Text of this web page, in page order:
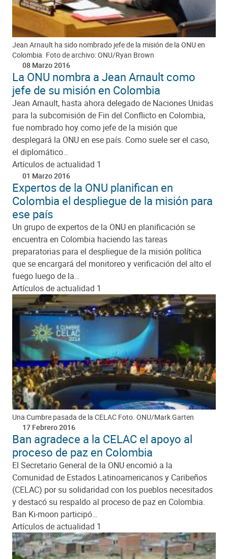
Jean Arnault ha sido nombrado jefe de la misión de la ONU en
Colombia. Foto de archivo: ONU/Ryan Brown
08 Marzo 2016
La ONU nombra a Jean Arnault como
jefe de su misión en Colombia
Jean Arnault, hasta ahora delegado de Naciones Unidas
para la subcomisión de Fin del Conflicto en Colombia,
fue nombrado hoy como jefe de la misión que
desplegará la ONU en ese país. Como suele ser el caso,
el diplomático…
Artículos de actualidad 1
01 Marzo 2016
Expertos de la ONU planifican en
Colombia el despliegue de la misión para
ese país
Un grupo de expertos de la ONU en planificación se
encuentra en Colombia haciendo las tareas
preparatorias para el despliegue de la misión política
que se encargará del monitoreo y verificación del alto el
fuego luego de la…
Artículos de actualidad 1
Una Cumbre pasada de la CELAC Foto. ONU/Mark Garten
17 Febrero 2016
Ban agradece a la CELAC el apoyo al
proceso de paz en Colombia
El Secretario General de la ONU encomió a la
Comunidad de Estados Latinoamericanos y Caribeños
(CELAC) por su solidaridad con los pueblos necesitados
y destacó su respaldo al proceso de paz en Colombia.
Ban Ki-moon participó…
Artículos de actualidad 1